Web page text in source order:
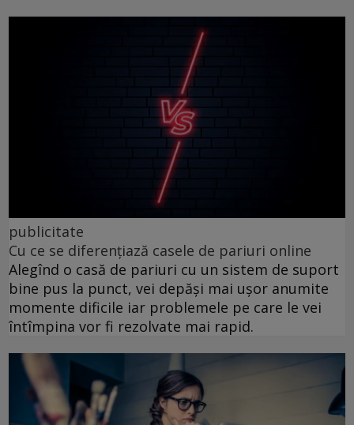
publicitate
Cu ce se diferențiază casele de pariuri online
Alegînd o casă de pariuri cu un sistem de suport
bine pus la punct, vei depăși mai ușor anumite
momente dificile iar problemele pe care le vei
întîmpina vor fi rezolvate mai rapid.